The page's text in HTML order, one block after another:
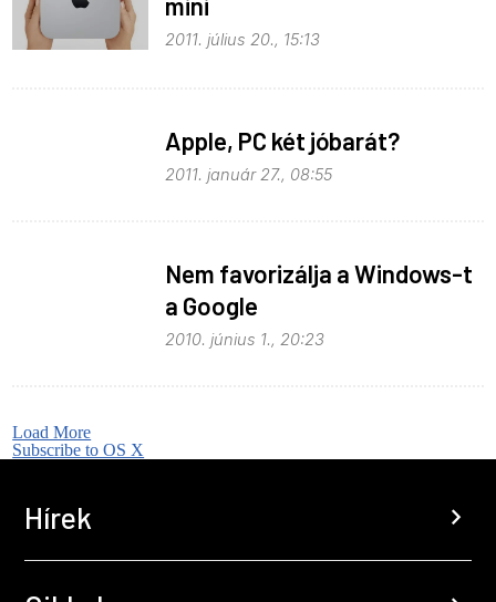
2011. július 20., 15:13
Apple, PC két jóbarát?
2011. január 27., 08:55
Nem favorizálja a Windows-t
a Google
2010. június 1., 20:23
Load More
Subscribe to OS X
Hírek chevron_right